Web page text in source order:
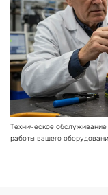
Техническое
работы вашего